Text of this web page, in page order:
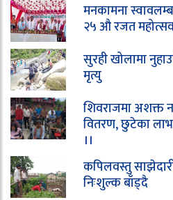
मनकामना
२५ औ रजत
सुरही खोलामा
मृत्यु
शिवराजमा अशक्त
वितरण, छुटेका
।।
कपिलवस्तु
निःशुल्क बाँड्दै